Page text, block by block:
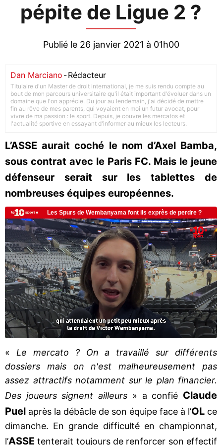
pépite de Ligue 2 ?
Publié le 26 janvier 2021 à 01h00
Dan Marciano -Rédacteur
Titulaire d'un Master de droit international, je me suis rendu compte au
bout de mon parcours universitaire qu'il était important d'évoluer dans un
domaine que l'on apprécie. Du jour au lendemain, j'ai décidé de mettre
fin au rêve de mes parents, qui voyaient en moi un futur avocat, pour
vivre de ma passion : le sport. Depuis, je couvre les mercatos et
l'actualité sportive en essayant d'informer au mieux les lecteurs.
L’ASSE aurait coché le nom d’Axel Bamba,
sous contrat avec le Paris FC. Mais le jeune
défenseur serait sur les tablettes de
nombreuses équipes européennes.
« Le mercato ? On a travaillé sur différents
dossiers mais on n'est malheureusement pas
assez attractifs notamment sur le plan financier.
Des joueurs signent ailleurs » a confié Claude
Puel après la débâcle de son équipe face à l’OL ce
dimanche. En grande difficulté en championnat,
l’ASSE tenterait toujours de renforcer son effectif